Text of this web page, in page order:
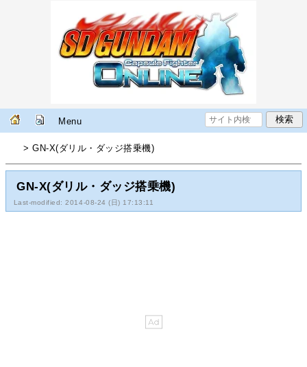
Menu
> GN-X(ダリル・ダッジ搭乗機)
GN-X(ダリル・ダッジ搭乗機)
Last-modified: 2014-08-24 (日) 17:13:11